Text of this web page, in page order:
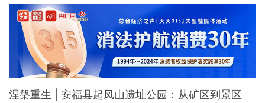
瑞介绍黑龙江省“十四五”以来大气污染防治工
作，并与黑龙江省生态环境监测中心主任王晓
燕共同回答媒体提问的相关问题。姜瑞介绍了
2025年黑龙江省大气污染治理亮眼的成绩单。
从全省数据来看，实现了空气质量的持续改
善，多项指标优于全国平均水平。
涅槃重生 | 安福县起凤山遗址公园：从矿区到景区